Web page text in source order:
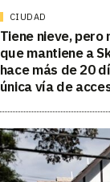
CIUDAD
Tiene nieve,
que mantiene a
hace más de 20
única vía de